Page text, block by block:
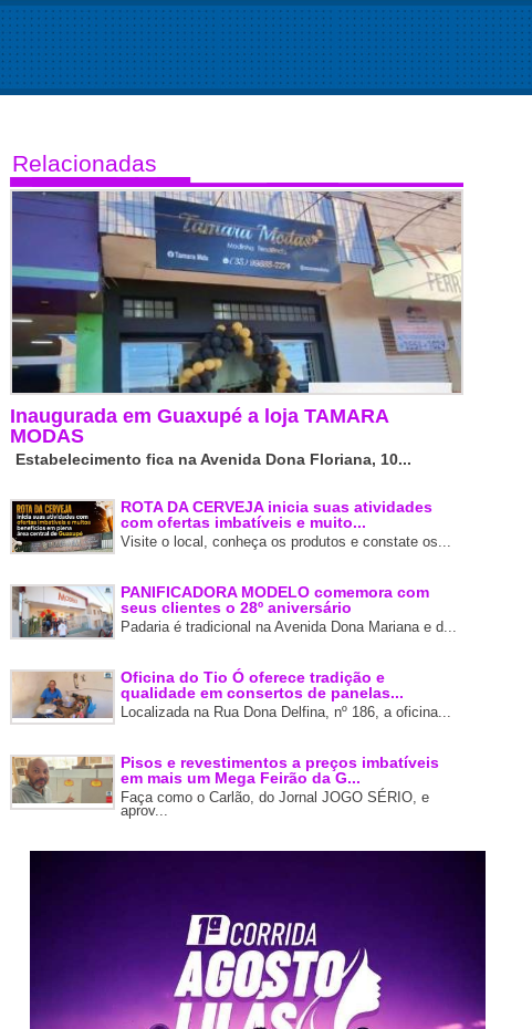
Relacionadas
Inaugurada em Guaxupé a loja TAMARA
MODAS
Estabelecimento fica na Avenida Dona Floriana, 10...
ROTA DA CERVEJA inicia suas atividades
com ofertas imbatíveis e muito...
Visite o local, conheça os produtos e constate os...
PANIFICADORA MODELO comemora com
seus clientes o 28º aniversário
Padaria é tradicional na Avenida Dona Mariana e d...
Oficina do Tio Ó oferece tradição e
qualidade em consertos de panelas...
Localizada na Rua Dona Delfina, nº 186, a oficina...
Pisos e revestimentos a preços imbatíveis
em mais um Mega Feirão da G...
Faça como o Carlão, do Jornal JOGO SÉRIO, e
aprov...